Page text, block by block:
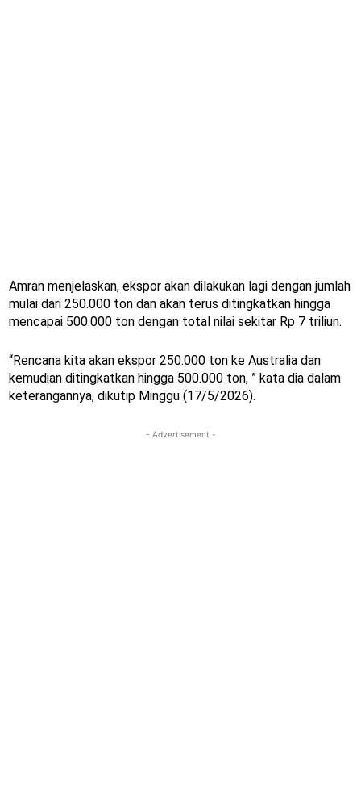
Amran menjelaskan, ekspor akan dilakukan lagi dengan jumlah
mulai dari 250.000 ton dan akan terus ditingkatkan hingga
mencapai 500.000 ton dengan total nilai sekitar Rp 7 triliun.
“Rencana kita akan ekspor 250.000 ton ke Australia dan
kemudian ditingkatkan hingga 500.000 ton, ” kata dia dalam
keterangannya, dikutip Minggu (17/5/2026).
- Advertisement -